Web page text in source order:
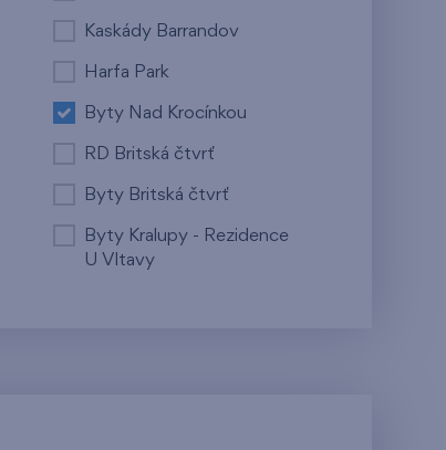
Kaskády Barrandov
Harfa Park
Byty Nad Krocínkou
RD Britská čtvrť
Byty Britská čtvrť
Byty Kralupy - Rezidence
U Vltavy